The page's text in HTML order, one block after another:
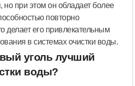
но при этом он обладает более
повторно
делает его привлекательным
в системах очистки воды.
уголь лучший
воды?